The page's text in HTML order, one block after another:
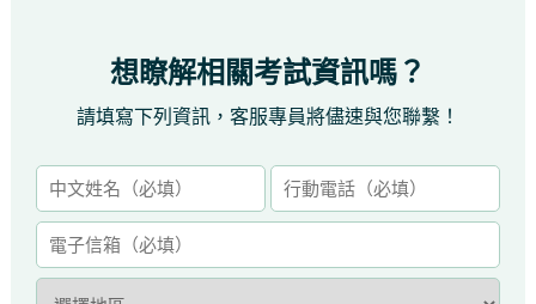
想瞭解相關考試資訊嗎？
請填寫下列資訊，客服專員將儘速與您聯繫！